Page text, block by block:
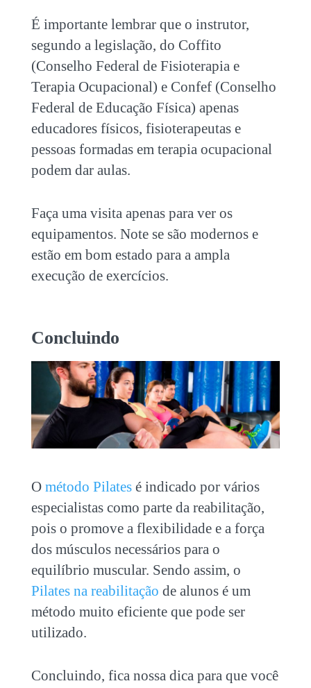
É importante lembrar que o instrutor,
segundo a legislação, do Coffito
(Conselho Federal de Fisioterapia e
Terapia Ocupacional) e Confef (Conselho
Federal de Educação Física) apenas
educadores físicos, fisioterapeutas e
pessoas formadas em terapia ocupacional
podem dar aulas.
Faça uma visita apenas para ver os
equipamentos. Note se são modernos e
estão em bom estado para a ampla
execução de exercícios.
Concluindo
O método Pilatesé indicado por vários
especialistas como parte da reabilitação,
pois o promove a flexibilidade e a força
dos músculos necessários para o
equilíbrio muscular. Sendo assim, o
Pilates na reabilitação de alunos é um
método muito eficiente que pode ser
utilizado.
Concluindo, fica nossa dica para que você